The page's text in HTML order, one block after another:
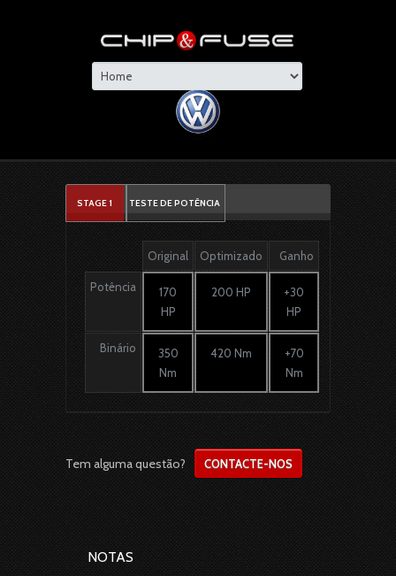
STAGE 1 TESTE DE POTÊNCIA
Original Optimizado Ganho
Potência
170
HP
200 HP
+30
HP
Binário
350
Nm
420 Nm
+70
Nm
Tem alguma questão? CONTACTE-NOS
NOTAS